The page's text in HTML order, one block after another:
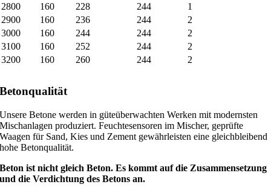
2800
160 228 244
1
2900
160 236 244
2
3000
160 244 244
2
3100
160 252 244
2
3200
160 260 244 2
Betonqualität
Unsere Betone werden in güteüberwachten Werken mit modernsten
Mischanlagen produziert. Feuchtesensoren im Mischer, geprüfte
Waagen für Sand, Kies und Zement gewährleisten eine gleichbleibend
hohe Betonqualität.
Beton ist nicht gleich Beton. Es kommt auf die Zusammensetzung
und die Verdichtung des Betons an.